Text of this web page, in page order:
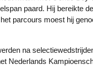
paard. Hij bereikte
parcours moest hij
Nederlands